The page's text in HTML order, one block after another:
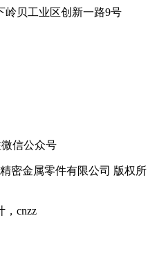
岭贝工业区创新一路9号
信公众号
密金属零件有限公司 版权所
，cnzz